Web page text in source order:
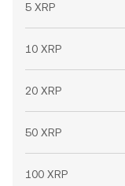
5 XRP
10 XRP
20 XRP
50 XRP
100 XRP